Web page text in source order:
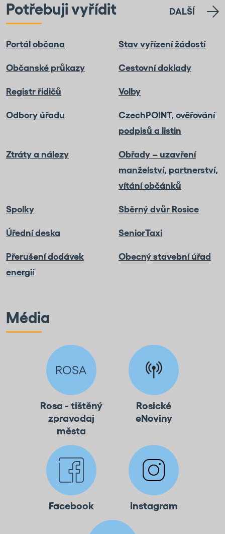
Potřebuji vyřídit DALŠÍ
Portál občana Stav vyřízení žádostí
Občanské průkazy Cestovní doklady
Registr řidičů Volby
Odbory úřadu
CzechPOINT, ověřování
podpisů a listin
Ztráty a nálezy
Obřady – uzavření
manželství, partnerství,
vítání občánků
Spolky Sběrný dvůr Rosice
Úřední deska SeniorTaxi
Přerušení dodávek
energií
Obecný stavební úřad
Média
Rosa - tištěný
zpravodaj
města
Rosické
eNoviny
Facebook Instagram